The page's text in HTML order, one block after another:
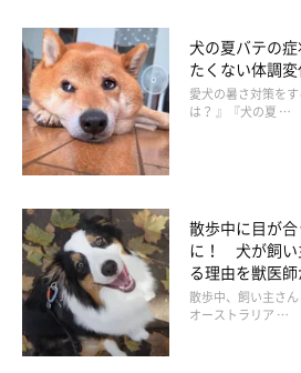
ょう。
① 触ろうとすると必ず顔をそらす
② 飼い主さんとの接触を避けるようにな
③ 元気や食欲も落ちている
こうした変化が見られる場合には、体
いる可能性もあります。
犬の夏バテの
たくない体調
愛犬の暑さ対策を
は？ 』『犬の夏 …
散歩中に目が
に！ 犬が飼い
る理由を獣医
散歩中、飼い主さ
オーストラリア …